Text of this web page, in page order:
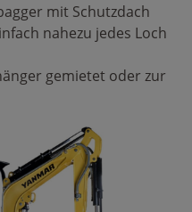
mit Schutzdach
nahezu jedes Loch
gemietet oder zur